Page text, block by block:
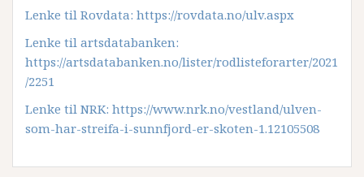
Lenke til Rovdata: https://rovdata.no/ulv.aspx
Lenke til artsdatabanken:
https://artsdatabanken.no/lister/rodlisteforarter/2021
/2251
Lenke til NRK: https://www.nrk.no/vestland/ulven-
som-har-streifa-i-sunnfjord-er-skoten-1.12105508